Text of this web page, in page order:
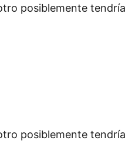
posiblemente
posiblemente